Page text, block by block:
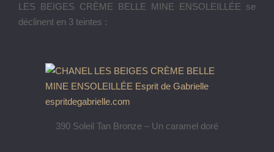
LES BEIGES CRÈME BELLE MINE ENSOLEILLÉE se
déclinent en 3 teintes :
390 Soleil Tan Bronze – Un caramel doré